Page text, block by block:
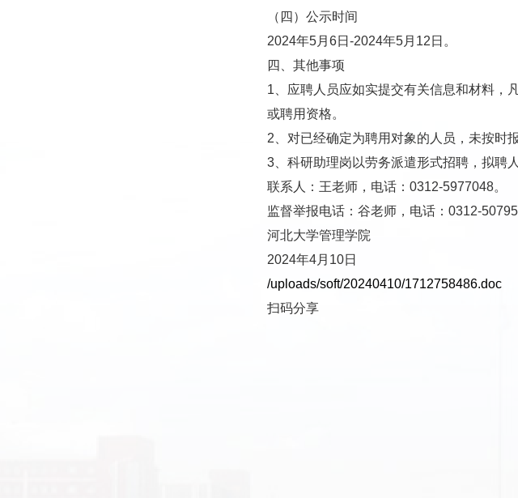
（四）公示时间
2024年5月6日-2024年5月12日。
四、其他事项
1、应聘人员应如实提交有关信息和材料，
或聘用资格。
2、对已经确定为聘用对象的人员，未按时
3、科研助理岗以劳务派遣形式招聘，拟聘
联系人：王老师，电话：0312-5977048。
监督举报电话：谷老师，电话：0312-
河北大学管理学院
2024年4月10日
/uploads/soft/20240410/1712758486.doc
扫码分享